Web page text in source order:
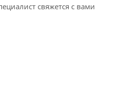
свяжется с вами